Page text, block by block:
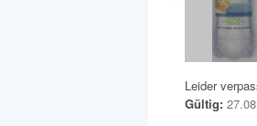
Leider
Gültig: